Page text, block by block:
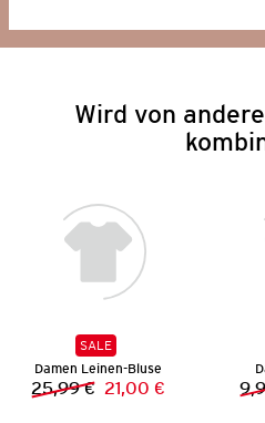
Wird von
SALE
Damen Leinen-Bluse
Vorheriger Preis:
25,99 € Neuer Preis:
21,00 €